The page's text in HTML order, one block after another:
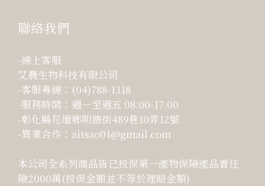
聯絡我們
-線上客服
艾農生物科技有限公司
-客服專線：(04)788-1318
-服務時間：週一至週五 08:00-17:00
-彰化縣花壇鄉明德街489巷10弄12號
-異業合作：aitsao01@gmail.com
本公司全系列商品皆已投保第一產物保險產品責任
險2000萬(投保金額並不等於理賠金額)